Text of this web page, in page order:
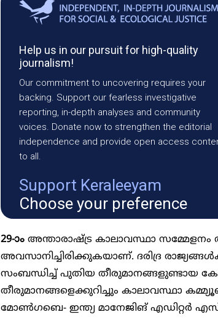
Help us in our pursuit for high-quality
journalism!
Our commitment to uncovering requires your
backing. Support our fearless investigative
reporting, in-depth analyses and community
voices. Donate now to strengthen the editorial
independence and provide open access
to all.
Support Keraleeyam
Choose your preference
29-ാം അന്താരാഷ്ട്ര കാലാവസ്ഥാ
അവസാനിച്ചിരിക്കുകയാണ്. ദരിദ്ര
സംബന്ധിച്ച് പുതിയ തീരുമാനങ്ങളുണ്ടായ
തീരുമാനങ്ങളെക്കുറിച്ചും കാലാവസ്ഥാ
മോൺഗബെ- ഇന്ത്യ മാനേജിങ് എഡിറ്റർ